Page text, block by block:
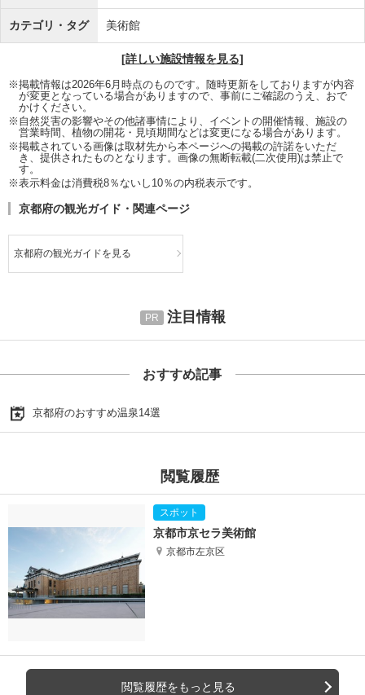
カテゴリ・タグ 美術館
[詳しい施設情報を見る]
※掲載情報は2026年6月時点のものです。随時更新をしておりますが内容
が変更となっている場合がありますので、事前にご確認のうえ、おで
かけください。
※自然災害の影響やその他諸事情により、イベントの開催情報、施設の
営業時間、植物の開花・見頃期間などは変更になる場合があります。
※掲載されている画像は取材先から本ページへの掲載の許諾をいただ
き、提供されたものとなります。画像の無断転載(二次使用)は禁止で
す。
※表示料金は消費税8％ないし10％の内税表示です。
京都府の観光ガイド・関連ページ
京都府の観光ガイドを見る
注目情報
おすすめ記事
京都府のおすすめ温泉14選
閲覧履歴
京都市京セラ美術館
京都市左京区
閲覧履歴をもっと見る